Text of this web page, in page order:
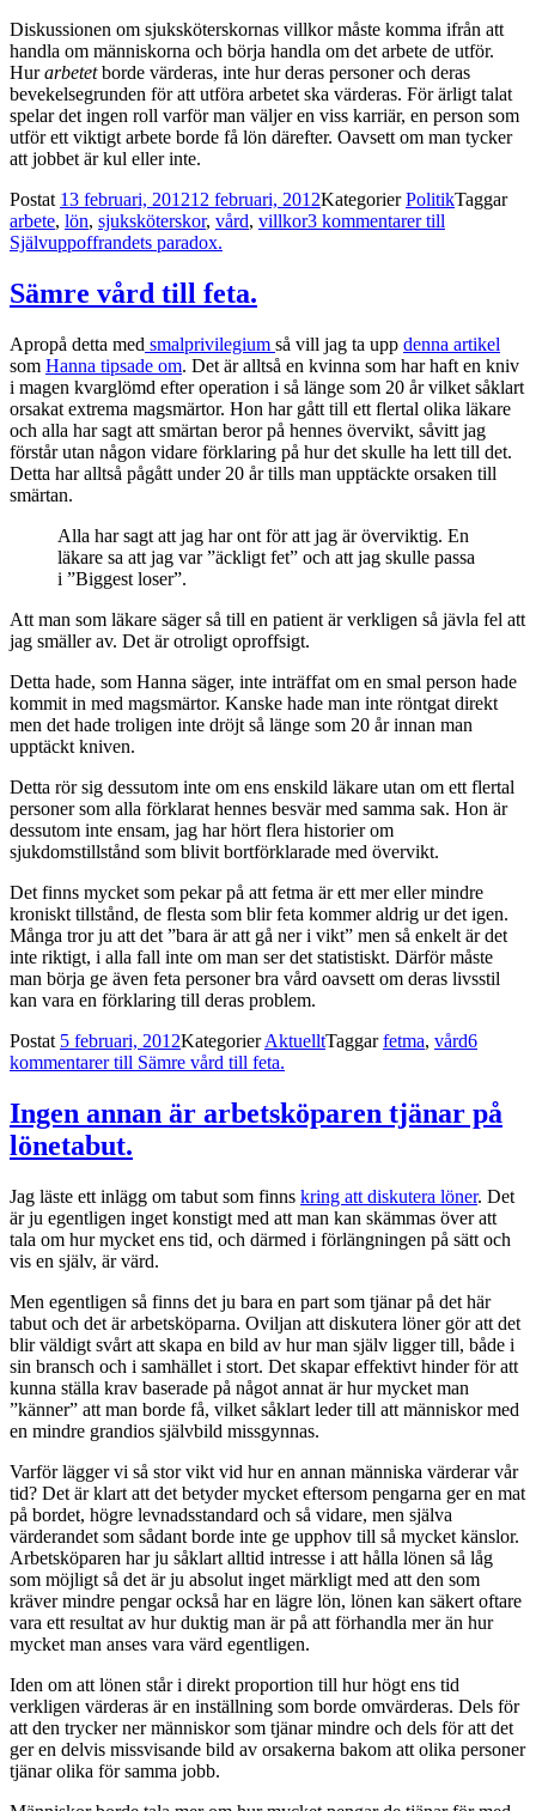
Diskussionen om sjuksköterskornas villkor måste komma ifrån att
handla om människorna och börja handla om det arbete de utför.
Hurarbetetborde värderas, inte hur deras personer och deras
bevekelsegrunden för att utföra arbetet ska värderas. För ärligt talat
spelar det ingen roll varför man väljer en viss karriär, en person som
utför ett viktigt arbete borde få lön därefter. Oavsett om man tycker
att jobbet är kul eller inte.
Postat 13 februari, 201212 februari, 2012KategorierPolitikTaggar
arbete, lön, sjuksköterskor, vård, villkor3 kommentarertill
Självuppoffrandets paradox.
Sämre vård till feta.
Apropå detta med smalprivilegium så vill jag ta upp denna artikel
som Hanna tipsade om. Det är alltså en kvinna som har haft en kniv
i magen kvarglömd efter operation i så länge som 20 år vilket såklart
orsakat extrema magsmärtor. Hon har gått till ett flertal olika läkare
och alla har sagt att smärtan beror på hennes övervikt, såvitt jag
förstår utan någon vidare förklaring på hur det skulle ha lett till det.
Detta har alltså pågått under 20 år tills man upptäckte orsaken till
smärtan.
Alla har sagt att jag har ont för att jag är överviktig. En
läkare sa att jag var ”äckligt fet” och att jag skulle passa
i ”Biggest loser”.
Att man som läkare säger så till en patient är verkligen så jävla fel att
jag smäller av. Det är otroligt oproffsigt.
Detta hade, som Hanna säger, inte inträffat om en smal person hade
kommit in med magsmärtor. Kanske hade man inte röntgat direkt
men det hade troligen inte dröjt så länge som 20 år innan man
upptäckt kniven.
Detta rör sig dessutom inte om ens enskild läkare utan om ett flertal
personer som alla förklarat hennes besvär med samma sak. Hon är
dessutom inte ensam, jag har hört flera historier om
sjukdomstillstånd som blivit bortförklarade med övervikt.
Det finns mycket som pekar på att fetma är ett mer eller mindre
kroniskt tillstånd, de flesta som blir feta kommer aldrig ur det igen.
Många tror ju att det ”bara är att gå ner i vikt” men så enkelt är det
inte riktigt, i alla fall inte om man ser det statistiskt. Därför måste
man börja ge även feta personer bra vård oavsett om deras livsstil
kan vara en förklaring till deras problem.
Postat 5 februari, 2012KategorierAktuelltTaggarfetma, vård6
kommentarertill Sämre vård till feta.
Ingen annan är arbetsköparen tjänar på
lönetabut.
Jag läste ett inlägg om tabut som finns kring att diskutera löner. Det
är ju egentligen inget konstigt med att man kan skämmas över att
tala om hur mycket ens tid, och därmed i förlängningen på sätt och
vis en själv, är värd.
Men egentligen så finns det ju bara en part som tjänar på det här
tabut och det är arbetsköparna. Oviljan att diskutera löner gör att det
blir väldigt svårt att skapa en bild av hur man själv ligger till, både i
sin bransch och i samhället i stort. Det skapar effektivt hinder för att
kunna ställa krav baserade på något annat är hur mycket man
”känner” att man borde få, vilket såklart leder till att människor med
en mindre grandios självbild missgynnas.
Varför lägger vi så stor vikt vid hur en annan människa värderar vår
tid? Det är klart att det betyder mycket eftersom pengarna ger en mat
på bordet, högre levnadsstandard och så vidare, men själva
värderandet som sådant borde inte ge upphov till så mycket känslor.
Arbetsköparen har ju såklart alltid intresse i att hålla lönen så låg
som möjligt så det är ju absolut inget märkligt med att den som
kräver mindre pengar också har en lägre lön, lönen kan säkert oftare
vara ett resultat av hur duktig man är på att förhandla mer än hur
mycket man anses vara värd egentligen.
Iden om att lönen står i direkt proportion till hur högt ens tid
verkligen värderas är en inställning som borde omvärderas. Dels för
att den trycker ner människor som tjänar mindre och dels för att det
ger en delvis missvisande bild av orsakerna bakom att olika personer
tjänar olika för samma jobb.